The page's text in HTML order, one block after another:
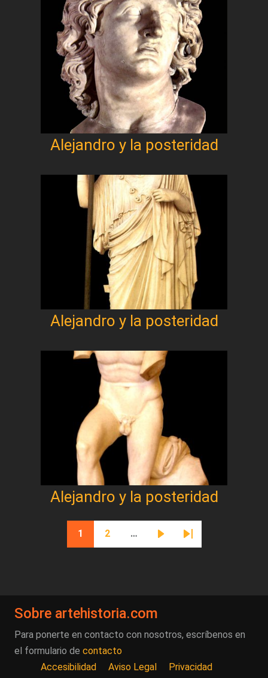
Alejandro y la posteridad
Alejandro y la posteridad
Alejandro y la posteridad
Paginación
Página actual
1
Página
2 …
Siguiente página
Última página
Sobre artehistoria.com
Para ponerte en contacto con nosotros, escríbenos en
el formulario de contacto
Accesibilidad
Aviso Legal Privacidad